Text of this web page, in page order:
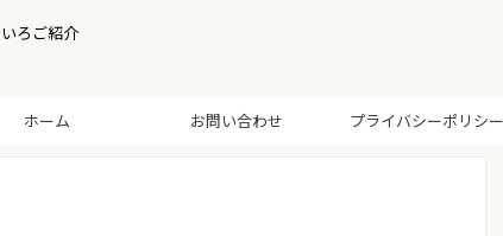
ろご紹介
ホーム お問い合わせ プライバシーポリシー